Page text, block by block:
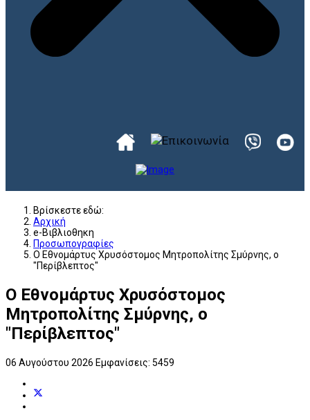
Βρίσκεστε εδώ:
Αρχική
e-Βιβλιοθηκη
Προσωπογραφίες
Ο Εθνομάρτυς Χρυσόστομος Μητροπολίτης Σμύρνης, ο
"Περίβλεπτος"
Ο Εθνομάρτυς Χρυσόστομος
Μητροπολίτης Σμύρνης, ο
"Περίβλεπτος"
06 Αυγούστου 2026 Εμφανίσεις: 5459